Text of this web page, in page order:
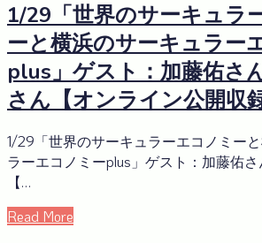
1/29「世界のサーキュラ
ーと横浜のサーキュラー
plus」ゲスト：加藤佑さ
さん【オンライン公開収録
1/29「世界のサーキュラーエコノミー
ラーエコノミーplus」ゲスト：加藤佑
【…
Read More